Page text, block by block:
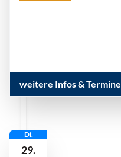
weitere Infos & Termine
Di.
29.